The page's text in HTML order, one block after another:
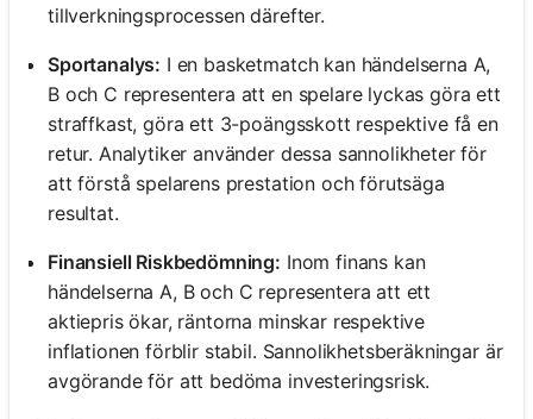
tillverkningsprocessen därefter.
Sportanalys: I en basketmatch kan händelserna A,
B och C representera att en spelare lyckas göra ett
straffkast, göra ett 3-poängsskott respektive få en
retur. Analytiker använder dessa sannolikheter för
att förstå spelarens prestation och förutsäga
resultat.
Finansiell Riskbedömning: Inom finans kan
händelserna A, B och C representera att ett
aktiepris ökar, räntorna minskar respektive
inflationen förblir stabil. Sannolikhetsberäkningar är
avgörande för att bedöma investeringsrisk.